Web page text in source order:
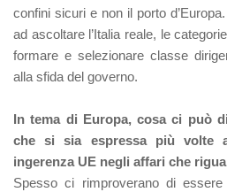
confini sicuri e non il porto
ad ascoltare l’Italia reale, le
formare e selezionare classe
alla sfida del governo.
In tema di Europa, cosa ci può
che si sia espressa più volte
ingerenza UE negli affari che
Spesso ci rimproverano di